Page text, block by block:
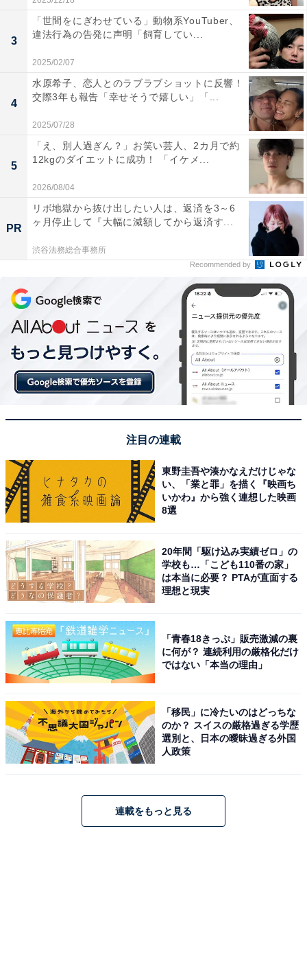
3
「世間をにぎわせている」動物系YouTuber、
違法行為の告発に声明「飼育してい...
2025/02/07
4
水原希子、恋人とのラブラブショットに反響！
交際3年も報告「幸せそうで嬉しい」「...
2025/07/28
5
「え、別人過ぎん？」お笑い芸人、2カ月で約
12kgのダイエットに成功！ 「イケメ...
2026/08/04
PR
リボ地獄から抜け出したい人は、返済を3～6
ヶ月停止して『大幅に減額してから返済す...
渋谷法務総合事務所
Recommended by
注目の連載
東野圭吾や湊かなえだけじゃな
い、「業と罪」を描く『映画ち
いかわ』から強く連想した映画
8選
20年間「駆け込み実績ゼロ」の
学校も…「こども110番の家」
は本当に必要？ PTAが直面する
理想と現実
「青春18きっぷ」販売激減の裏
に何が？ 連続利用の厳格化だけ
ではない「本当の理由」
「移民」に冷たいのはどっちな
のか？ スイスの厳格過ぎる学歴
選別と、日本の曖昧過ぎる外国
人政策
連載をもっと見る